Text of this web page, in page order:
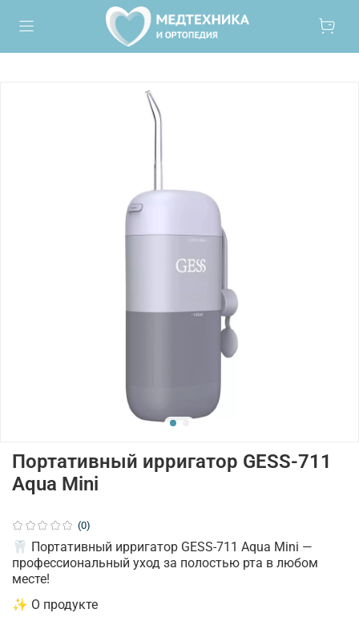
(0)
Портативный ирригатор GESS-711
Aqua Mini
🦷 Портативный ирригатор GESS-711 Aqua Mini —
профессиональный уход за полостью рта в любом
месте!
✨ О продукте